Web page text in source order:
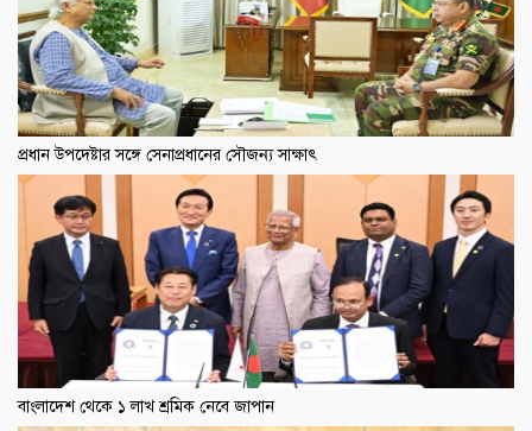
প্রধান উপদেষ্টার সঙ্গে সেনাপ্রধানের সৌজন্য সাক্ষাৎ
বাংলাদেশ থেকে ১ লাখ শ্রমিক নেবে জাপান